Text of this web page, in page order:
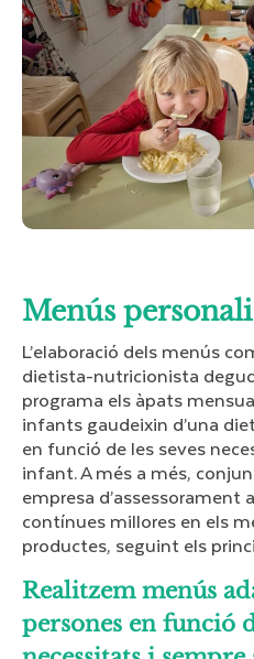
Menús
L’elaboració dels menús
dietista-nutricionista
programa els àpats
infants gaudeixin d’una
en funció de les seves
infant. A més a més,
empresa
contínues millores en els
productes, seguint els
Realitzem menús
persones en funció